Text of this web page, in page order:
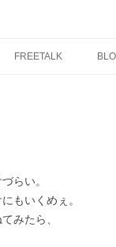
FREETALK
らい。
もいくめぇ。
みたら、